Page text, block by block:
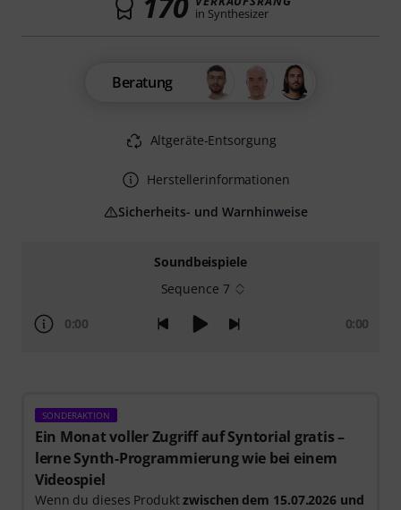
Soundbeispiele
Sequence 7
0:00 0:00
SONDERAKTION
Ein Monat voller Zugriff auf Syntorial gratis –
lerne Synth-Programmierung wie bei einem
Videospiel
Wenn du dieses Produktzwischen dem 15.07.2026 und
in Synthesizer
Beratung
Altgeräte-Entsorgung
Herstellerinformationen
Sicherheits- und Warnhinweise